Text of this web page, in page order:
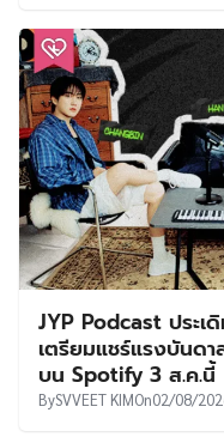
JYP Podcast ประเดิ
เตรียมแชร์แรงบันดา
บน Spotify 3 ส.ค.นี้
BySVVEET KIMOn02/08/